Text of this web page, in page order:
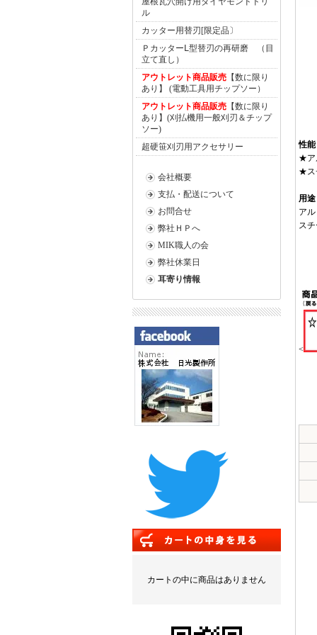
ル
カッター用替刃[限定品〕
ＰカッターⅬ型替刃の再研磨 （目
立て直し）
アウトレット商品販売 【数に限り
あり】 (電動工具用チップソー）
アウトレット商品販売 【数に限り
あり】(刈払機用一般刈刃＆チップ
ソー)
超硬笹刈刃用アクセサリー
会社概要
支払・配送について
お問合せ
弊社ＨＰへ
MIK職人の会
弊社休業日
耳寄り情報
カートの中に商品はありません
性能
★ア
★ス
用途
ア
ス
<